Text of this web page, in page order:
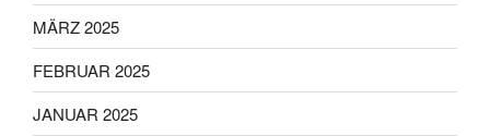
MÄRZ 2025
FEBRUAR 2025
JANUAR 2025